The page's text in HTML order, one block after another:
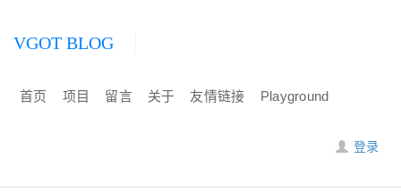
VGOT BLOG
首页 项目 留言 关于 友情链接 Playground
登录